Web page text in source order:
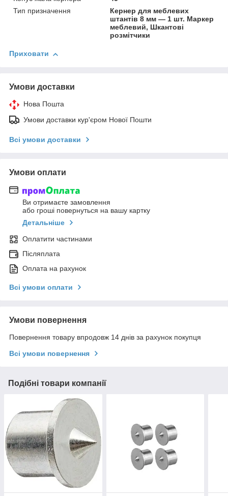
Тип призначення
Кернер для меблевих
штантів 8 мм — 1 шт. Маркер
меблевий, Шкантові
розмітчики
Приховати
Умови доставки
Нова Пошта
Умови доставки кур'єром Нової Пошти
Всі умови доставки
Умови оплати
Ви отримаєте замовлення
або гроші повернуться на вашу картку
Детальніше
Оплатити частинами
Післяплата
Оплата на рахунок
Всі умови оплати
Умови повернення
Повернення товару впродовж 14 днів за рахунок покупця
Всі умови повернення
Подібні товари компанії